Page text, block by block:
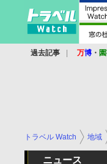
過去記事 万博 ・
トラベル Watch 地域
ニュース